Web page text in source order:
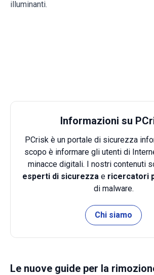
illuminanti.
Informazioni su
PCrisk è un portale di sicurezza
scopo è informare gli utenti di
minacce digitali. I nostri contenuti
esperti di sicurezzae ricercatori
di malware.
Chi siamo
Le nuove guide per la